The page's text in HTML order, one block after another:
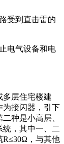
受到直击雷的
电气设备和电
多层住宅楼建
为接闪器，引下
种是小高层、
，其中一、二
R≤30Ω，与其他